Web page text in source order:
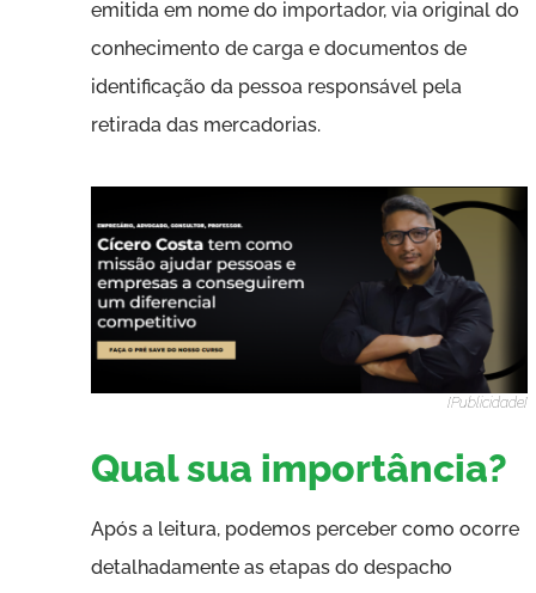
emitida em nome do importador, via original do
conhecimento de carga e documentos de
identificação da pessoa responsável pela
retirada das mercadorias.
[Publicidade]
Qual sua importância?
Após a leitura, podemos perceber como ocorre
detalhadamente as etapas do despacho